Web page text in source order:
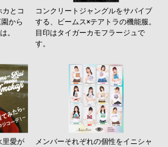
とコ
から
。
コンクリートジャングルをサバイブ
する、ビームス×テアトラの機能服。
目印はタイガーカモフラージュで
す。
里愛が
メンバーそれぞれの個性をイニシャ